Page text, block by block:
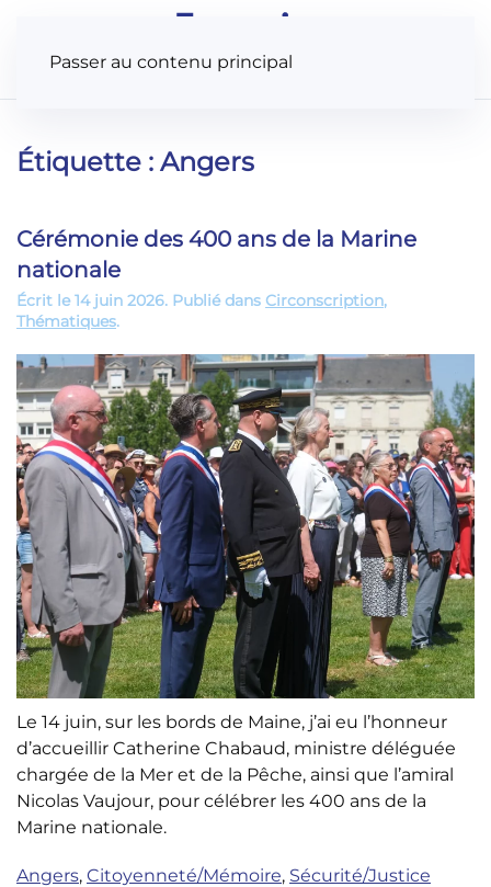
Passer au contenu principal
Étiquette : Angers
Cérémonie des 400 ans de la Marine
nationale
Écrit le14 juin 2026. Publié dans Circonscription,
Thématiques.
Le 14 juin, sur les bords de Maine, j’ai eu l’honneur
d’accueillir Catherine Chabaud, ministre déléguée
chargée de la Mer et de la Pêche, ainsi que l’amiral
Nicolas Vaujour, pour célébrer les 400 ans de la
Marine nationale.
Angers, Citoyenneté/Mémoire, Sécurité/Justice
Panneau de gestion des cookies